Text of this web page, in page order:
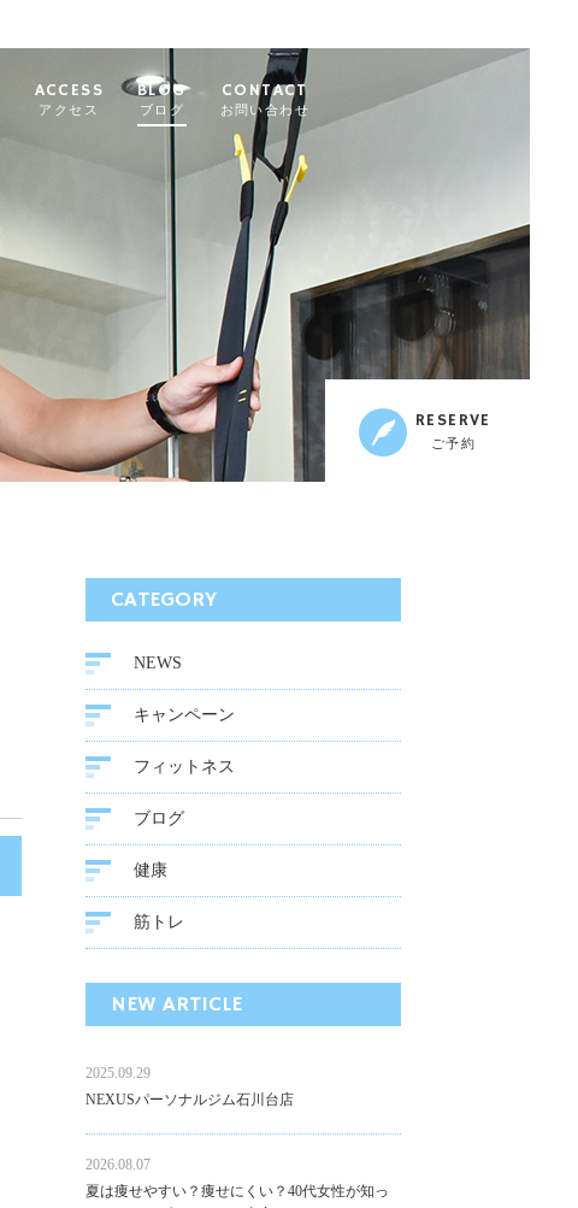
ACCESS
アクセス
BLOG
ブログ
CONTACT
お問い合わせ
RESERVE
ご予約
CATEGORY
NEWS
キャンペーン
フィットネス
ブログ
健康
筋トレ
NEW ARTICLE
2025.09.29
NEXUSパーソナルジム石川台店
2026.08.07
夏は痩せやすい？痩せにくい？40代女性が知っ